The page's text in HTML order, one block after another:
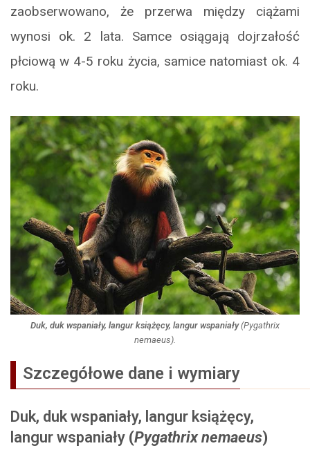
zaobserwowano, że przerwa między ciążami
wynosi ok. 2 lata. Samce osiągają dojrzałość
płciową w 4-5 roku życia, samice natomiast ok. 4
roku.
Duk, duk wspaniały, langur książęcy, langur wspaniały(Pygathrix
nemaeus).
Szczegółowe dane i wymiary
Duk, duk wspaniały, langur książęcy,
langur wspaniały (Pygathrix nemaeus)